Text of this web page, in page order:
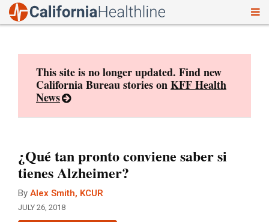
This site is no longer updated. Find new
California Bureau stories onKFF Health
News
¿Qué tan pronto conviene saber si
tienes Alzheimer?
By Alex Smith, KCUR
JULY 26, 2018